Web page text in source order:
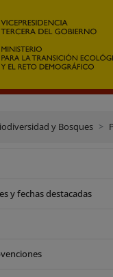
y Bosques
y fechas destacadas